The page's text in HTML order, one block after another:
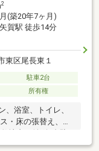
2
(築20年7ヶ月)
賀駅 徒歩14分
東区尾長東１
駐車2台
所有権
浴室、トイレ、
・床の張替え、白
あり、複数台所有や